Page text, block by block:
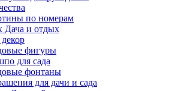
по номерам
Дача и отдых
фигуры
для сада
фонтаны
для дачи и сада